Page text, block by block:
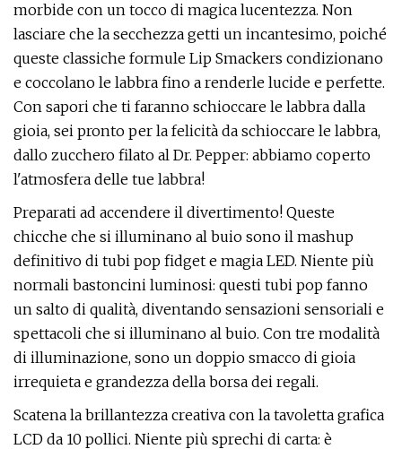
morbide con un tocco di magica lucentezza. Non
lasciare che la secchezza getti un incantesimo, poiché
queste classiche formule Lip Smackers condizionano
e coccolano le labbra fino a renderle lucide e perfette.
Con sapori che ti faranno schioccare le labbra dalla
gioia, sei pronto per la felicità da schioccare le labbra,
dallo zucchero filato al Dr. Pepper: abbiamo coperto
l'atmosfera delle tue labbra!
Preparati ad accendere il divertimento! Queste
chicche che si illuminano al buio sono il mashup
definitivo di tubi pop fidget e magia LED. Niente più
normali bastoncini luminosi: questi tubi pop fanno
un salto di qualità, diventando sensazioni sensoriali e
spettacoli che si illuminano al buio. Con tre modalità
di illuminazione, sono un doppio smacco di gioia
irrequieta e grandezza della borsa dei regali.
Scatena la brillantezza creativa con la tavoletta grafica
LCD da 10 pollici. Niente più sprechi di carta: è